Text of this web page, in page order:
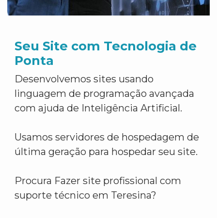
Seu Site com Tecnologia de
Ponta
Desenvolvemos sites usando
linguagem de programação avançada
com ajuda de Inteligência Artificial.
Usamos servidores de hospedagem de
última geração para hospedar seu site.
Procura Fazer site profissional com
suporte técnico em Teresina?